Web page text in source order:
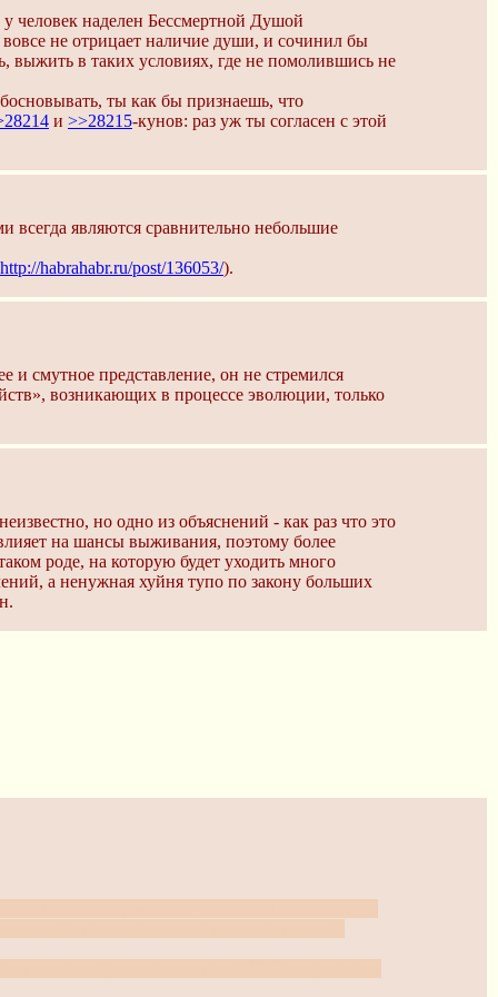
человек наделен Бессмертной Душой
не отрицает наличие души, и сочинил бы
выжить в таких условиях, где не помолившись не
ты как бы признаешь, что
и >>28215-кунов: раз уж ты согласен с этой
всегда являются сравнительно небольшие
http://habrahabr.ru/post/136053/).
и смутное представление, он не стремился
возникающих в процессе эволюции, только
но одно из объяснений - как раз что это
на шансы выживания, поэтому более
роде, на которую будет уходить много
а ненужная хуйня тупо по закону больших